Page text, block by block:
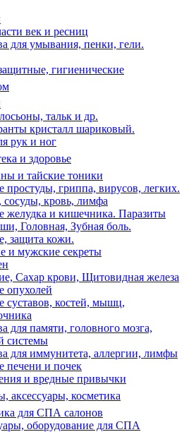
век и ресниц
для умывания, пенки, гели.
гигиенические
тальк и др.
кристалл шариковый.
рук и ног
и здоровье
и тайские тоники
простуды, гриппа, вирусов, легких.
сосуды, кровь, лимфа
желудка и кишечника. Паразиты
Головная, Зубная боль.
защита кожи.
и мужские секреты
Сахар крови, Щитовидная железа
опухолей
суставов, костей, мышц,
для памяти, головного мозга,
системы
для иммунитета, аллергии, лимфы
печени и почек
и вредные привычки
аксессуары, косметика
для СПА салонов
оборудование для СПА